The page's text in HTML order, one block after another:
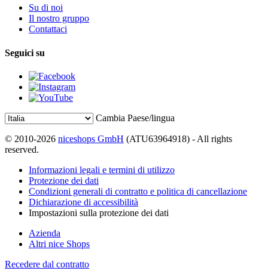
Su di noi
Il nostro gruppo
Contattaci
Seguici su
Cambia Paese/lingua
© 2010-2026 niceshops GmbH (ATU63964918) - All rights
reserved.
Informazioni legali e termini di utilizzo
Protezione dei dati
Condizioni generali di contratto e politica di cancellazione
Dichiarazione di accessibilità
Impostazioni sulla protezione dei dati
Azienda
Altri nice Shops
Recedere dal contratto